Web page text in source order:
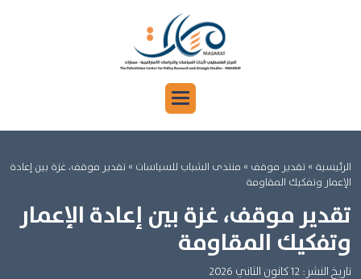
الرئيسية » تقدير موقف » منتدى الشباب للسياسات » تقدير موقف، غزة بين إعادة
الإعمار وتفكيك المقاومة
تقدير موقف، غزة بين إعادة الإعمار
وتفكيك المقاومة
تاريخ النشر: 12 كانون الثاني 2026